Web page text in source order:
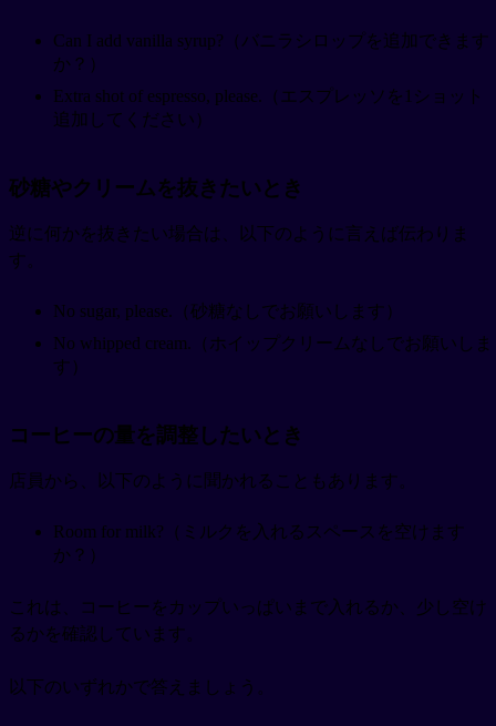
Can I add vanilla syrup?（バニラシロップを追加できます
か？）
Extra shot of espresso, please.（エスプレッソを1ショット
追加してください）
砂糖やクリームを抜きたいとき
逆に何かを抜きたい場合は、以下のように言えば伝わりま
す。
No sugar, please.（砂糖なしでお願いします）
No whipped cream.（ホイップクリームなしでお願いしま
す）
コーヒーの量を調整したいとき
店員から、以下のように聞かれることもあります。
Room for milk?（ミルクを入れるスペースを空けます
か？）
これは、コーヒーをカップいっぱいまで入れるか、少し空け
るかを確認しています。
以下のいずれかで答えましょう。